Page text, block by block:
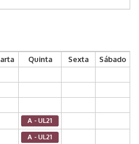
Quinta Sexta
Sábado
A - UL21
A - UL21